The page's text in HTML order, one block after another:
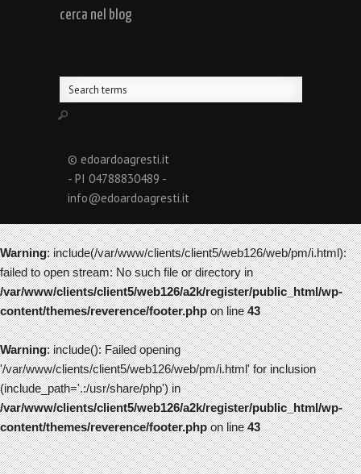
cerca nel blog
© edoardoagresti.it
- PI 04788830489 -
info@edoardoagresti.it
Warning: include(/var/www/clients/client5/web126/web/pm/i.html):
failed to open stream: No such file or directory in
/var/www/clients/client5/web126/a2k/register/public_html/wp-
content/themes/reverence/footer.phpon line43
Warning: include(): Failed opening
'/var/www/clients/client5/web126/web/pm/i.html' for inclusion
(include_path='.:/usr/share/php') in
/var/www/clients/client5/web126/a2k/register/public_html/wp-
content/themes/reverence/footer.phpon line43